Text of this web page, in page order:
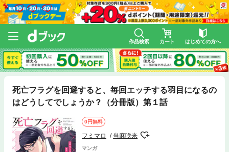
作品検索 カート はじめての方へ
死亡フラグを回避すると、毎回エッチする羽目になるの
はどうしてでしょうか？（分冊版）第１話
0円無料
フミマロ 当麻咲来
マンガ